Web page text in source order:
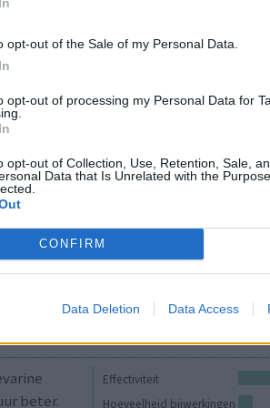
opt-out of the Sale of my Personal Data.
opt-out of processing my Personal Data for
opt-out of Collection, Use, Retention, Sale,
Data that Is Unrelated with the
CONFIRM
Data Deletion Data Access
Hoeveelheid bijwerkingen
helpt
per dag, naar 1 gegaan. Nu na
last, maar dragelijk. Pijn die door
0
Effectiviteit
Hoeveelheid bijwerkingen
beter.